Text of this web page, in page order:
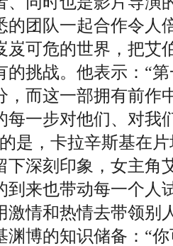
的团队一起合作令人
岌可危的世界，把艾
的挑战。他表示：“
，而这一部拥有前作
每一步对他们、对我
是，卡拉辛斯基在
深刻印象，女主角
到来也带动每一个人
情和热情去带领别
渊博的知识储备：“